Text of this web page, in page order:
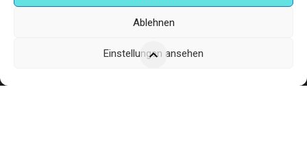
Ablehnen
Einstellungen ansehen
Corneliusstr. 19, München, 80469, Germany